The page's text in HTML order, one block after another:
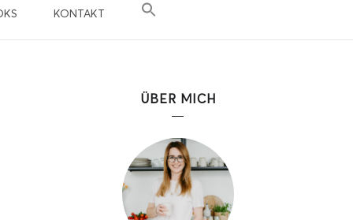
KONTAKT
ÜBER MICH
×